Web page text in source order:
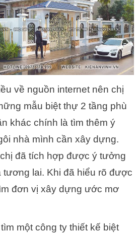
về nguồn internet nên chị
mẫu biệt thự 2 tầng phù
khác chính là tìm thêm ý
nhà mình cần xây dựng.
đã tích hợp được ý tưởng
tương lai. Khi đã hiểu rõ được
đơn vị xây dựng ước mơ
một công ty thiết kế biệt